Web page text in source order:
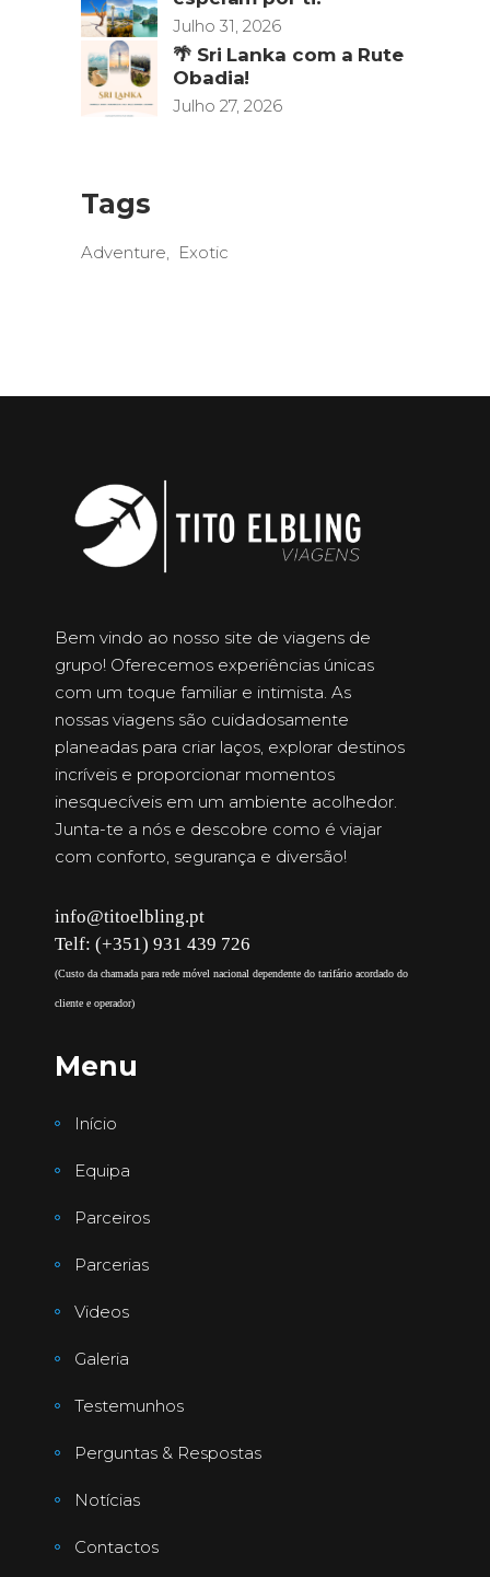
Julho 31, 2026
🌴 Sri Lanka com a Rute
Obadia!
Julho 27, 2026
Tags
Adventure Exotic
Bem vindo ao nosso site de viagens de
grupo! Oferecemos experiências únicas
com um toque familiar e intimista. As
nossas viagens são cuidadosamente
planeadas para criar laços, explorar destinos
incríveis e proporcionar momentos
inesquecíveis em um ambiente acolhedor.
Junta-te a nós e descobre como é viajar
com conforto, segurança e diversão!
info@titoelbling.pt
Telf: (+351) 931 439 726
(Custo da chamada para rede móvel nacional dependente do tarifário acordado do
cliente e operador)
Menu
Início
Equipa
Parceiros
Parcerias
Videos
Galeria
Testemunhos
Perguntas & Respostas
Notícias
Contactos